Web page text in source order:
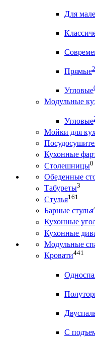
Для
Прямые
Угловые
Модульные
Угловые
Мойки для
Кухонные
Столешницы0
Обеденные
Табуреты3
Стулья161
Барные стулья
Кухонные
Кухонные
Модульные
Кровати441
С